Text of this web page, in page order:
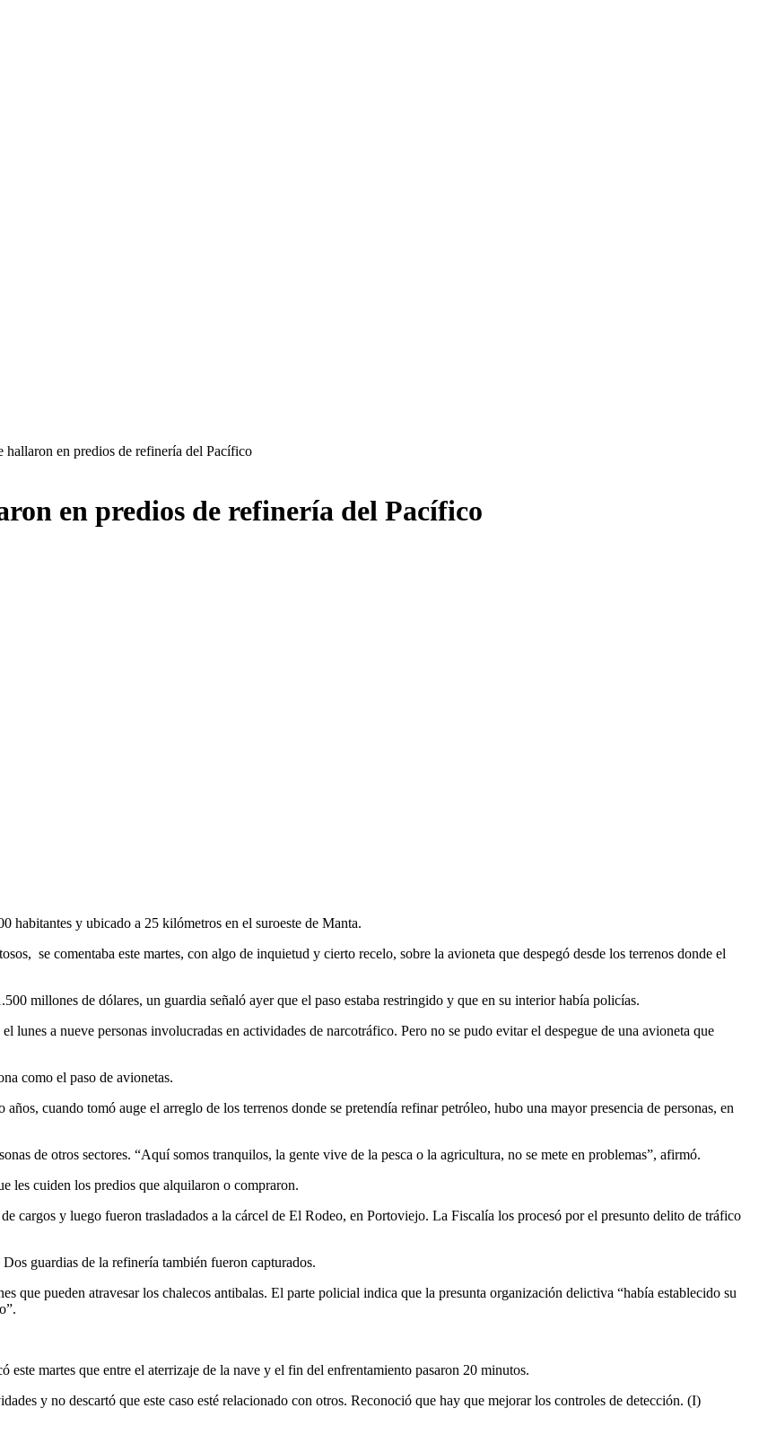
hallaron en predios de refinería del Pacífico
en predios de refinería del Pacífico
habitantes y ubicado a 25 kilómetros en el suroeste de Manta.
se comentaba este martes, con algo de inquietud y cierto recelo, sobre la avioneta que despegó desde los terrenos donde el
millones de dólares, un guardia señaló ayer que el paso estaba restringido y que en su interior había policías.
a nueve personas involucradas en actividades de narcotráfico. Pero no se pudo evitar el despegue de una avioneta que
como el paso de avionetas.
cuando tomó auge el arreglo de los terrenos donde se pretendía refinar petróleo, hubo una mayor presencia de personas, en
de otros sectores. “Aquí somos tranquilos, la gente vive de la pesca o la agricultura, no se mete en problemas”, afirmó.
les cuiden los predios que alquilaron o compraron.
cargos y luego fueron trasladados a la cárcel de El Rodeo, en Portoviejo. La Fiscalía los procesó por el presunto delito de tráfico
guardias de la refinería también fueron capturados.
que pueden atravesar los chalecos antibalas. El parte policial indica que la presunta organización delictiva “había establecido su
martes que entre el aterrizaje de la nave y el fin del enfrentamiento pasaron 20 minutos.
y no descartó que este caso esté relacionado con otros. Reconoció que hay que mejorar los controles de detección. (I)